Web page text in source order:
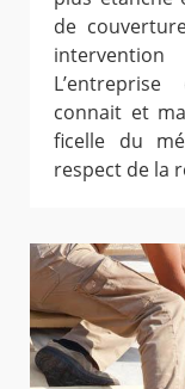
de
connait et
ficelle du
respect de la